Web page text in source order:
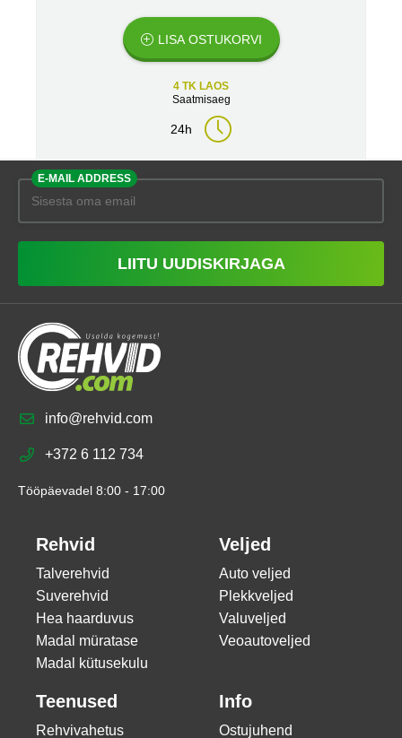
LISA OSTUKORVI
4 TK LAOS
Saatmisaeg
24h
E-MAIL ADDRESS
LIITU UUDISKIRJAGA
info@rehvid.com
+372 6 112 734
Tööpäevadel 8:00 - 17:00
Rehvid
Talverehvid
Suverehvid
Hea haarduvus
Madal müratase
Madal kütusekulu
Veljed
Auto veljed
Plekkveljed
Valuveljed
Veoautoveljed
Teenused
Rehvivahetus
Info
Ostujuhend